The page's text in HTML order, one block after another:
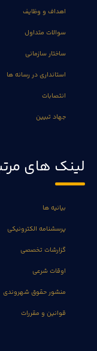
اهداف و وظایف
سوالات متداول
ساختار سازمانی
استانداری در رسانه ها
انتصابات
جهاد تبیین
لینک های
بیانیه ها
پرسشنامه الکترونیکی
گزارشات تخصصی
اوقات شرعی
منشور حقوق شهروندی
قوانین و مقررات